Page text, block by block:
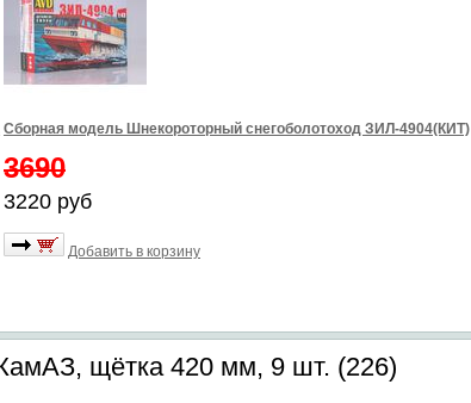
Сборная модель Шнекороторный снегоболотоход ЗИЛ-4904(КИТ)
3690
3220 руб
Добавить в корзину
щётка 420 мм, 9 шт. (226)